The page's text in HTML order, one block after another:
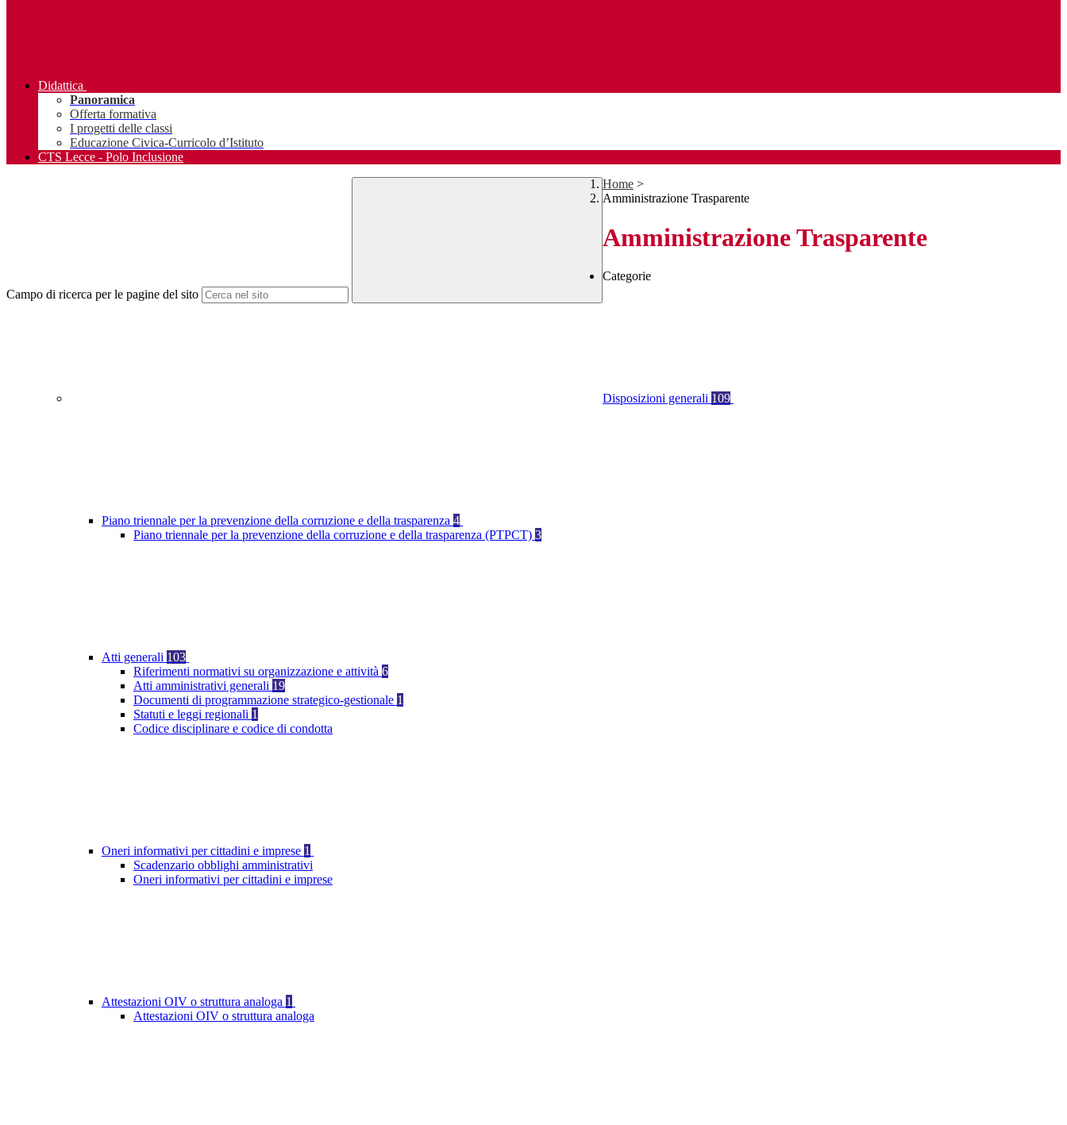
Didattica
Panoramica
Offerta formativa
I progetti delle classi
Educazione Civica-Curricolo d’Istituto
CTS Lecce - Polo Inclusione
Campo di ricerca per le pagine del sito
Home >
Amministrazione Trasparente
Amministrazione Trasparente
Categorie
Disposizioni generali 109
Piano triennale per la prevenzione della corruzione e della trasparenza 4
Piano triennale per la prevenzione della corruzione e della trasparenza (PTPCT) 3
Atti generali 103
Riferimenti normativi su organizzazione e attività 6
Atti amministrativi generali 19
Documenti di programmazione strategico-gestionale 1
Statuti e leggi regionali 1
Codice disciplinare e codice di condotta
Oneri informativi per cittadini e imprese 1
Scadenzario obblighi amministrativi
Oneri informativi per cittadini e imprese
Attestazioni OIV o struttura analoga 1
Attestazioni OIV o struttura analoga